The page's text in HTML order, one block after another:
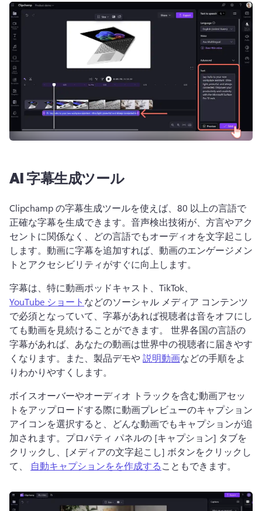
AI 字幕生成ツール
Clipchamp の字幕生成ツールを使えば、80 以上の言語で
正確な字幕を生成できます。 音声検出技術が、方言やアク
セントに関係なく、どの言語でもオーディオを文字起こし
します。 動画に字幕を追加すれば、動画のエンゲージメン
トとアクセシビリティがすぐに向上します。
字幕は、特に動画ポッドキャスト、TikTok、
YouTube ショート などのソーシャル メディア コンテンツ
で必須となっていて、字幕があれば視聴者は音をオフにし
ても動画を見続けることができます。 世界各国の言語の
字幕があれば、あなたの動画は世界中の視聴者に届きやす
くなります。
また、製品デモや 説明動画などの手順をよ
りわかりやすくします。
ボイスオーバーやオーディオ トラックを含む動画アセッ
トをアップロードする際に動画プレビューのキャプション
アイコンを選択すると、どんな動画でもキャプションが追
加されます。 プロパティ パネルの [キャプション] タブを
クリックし、[メディアの文字起こし] ボタンをクリックし
て、 自動キャプションをを作成することもできます。